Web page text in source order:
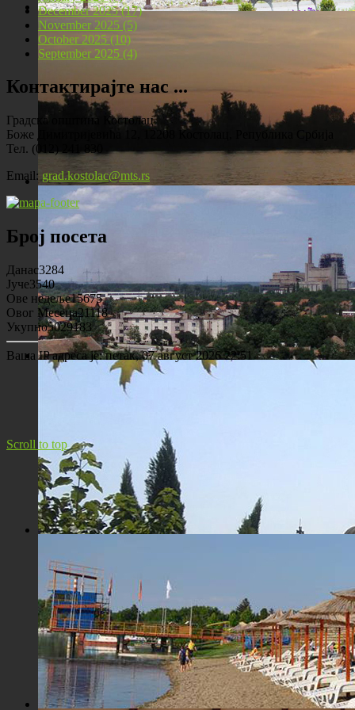
Локомотива у центру Костолца
Костолац на Дунаву
Панорама Костолца
December 2025 (17)
November 2025 (5)
October 2025 (10)
September 2025 (4)
Контактирајте нас ...
Градска општина Костолац
Боже Димитријевића 12, 12208 Костолац, Република Србија
Тел. (012) 241 830
Email: grad.kostolac@mts.rs
Број посета
Данас3284
Јуче3540
Ове недеље15675
Овог Месеца21118
Укупно5029183
Ваша IP адреса је:петак, 07 август 2026 22:51
Scroll to top